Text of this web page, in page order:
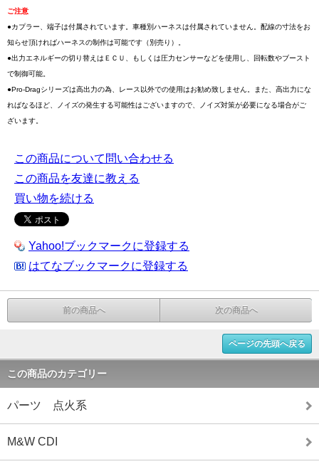
ご注意
●カプラー、端子は付属されています。車種別ハーネスは付属されていません。配線の寸法をお
知らせ頂ければハーネスの制作は可能です（別売り）。
●出力エネルギーの切り替えはＥＣＵ、もしくは圧力センサーなどを使用し、回転数やブースト
で制御可能。
●Pro-Dragシリーズは高出力の為、レース以外での使用はお勧め致しません。また、高出力にな
ればなるほど、ノイズの発生する可能性はございますので、ノイズ対策が必要になる場合がご
ざいます。
この商品について問い合わせる
この商品を友達に教える
買い物を続ける
Yahoo!ブックマークに登録する
はてなブックマークに登録する
前の商品へ 次の商品へ
ページの先頭へ戻る
この商品のカテゴリー
パーツ 点火系
M&W CDI